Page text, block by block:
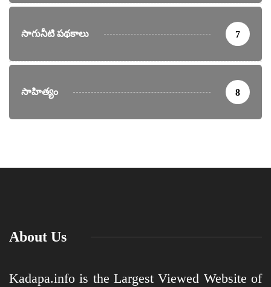
సాగునీటి పథకాలు 7
సాహిత్యం 8
About Us
Kadapa.info is the Largest Viewed Website of